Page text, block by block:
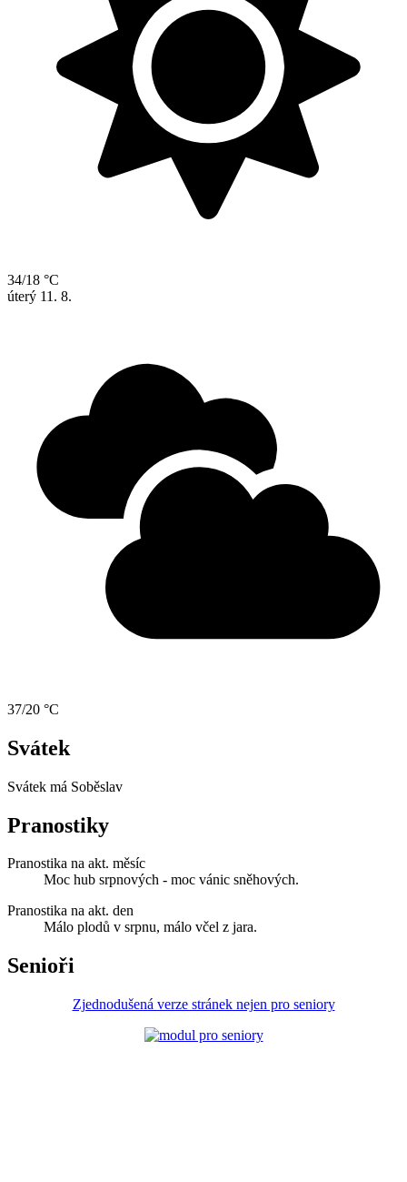
34/18 °C
úterý 11. 8.
37/20 °C
Svátek
Svátek má Soběslav
Pranostiky
Pranostika na akt. měsíc
Moc hub srpnových - moc vánic sněhových.
Pranostika na akt. den
Málo plodů v srpnu, málo včel z jara.
Senioři
Zjednodušená verze stránek nejen pro seniory